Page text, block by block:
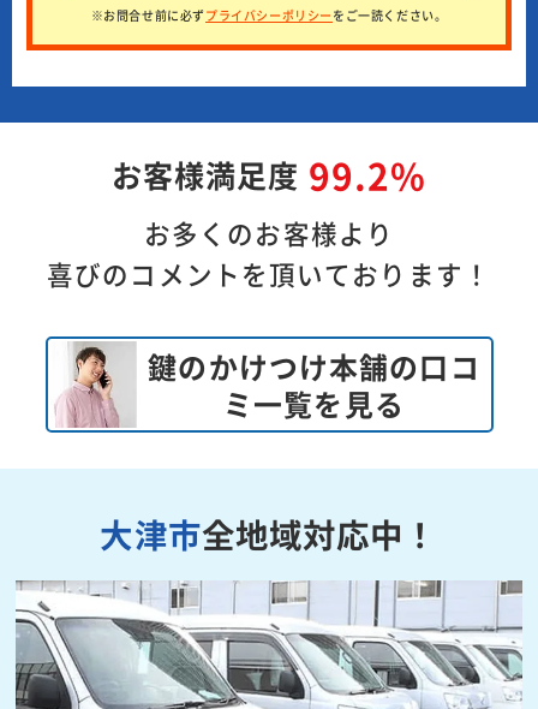
※お問合せ前に必ずプライバシーポリシー をご一読ください。
お客様満足度 99.2%
お多くのお客様より
喜びのコメントを頂いております！
鍵のかけつけ本舗の口コ
ミ一覧を見る
大津市全地域対応中！